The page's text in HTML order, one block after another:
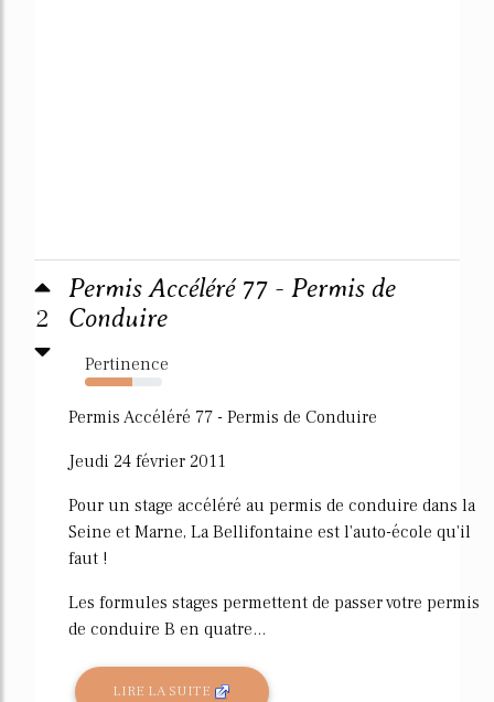
2
Permis Accéléré 77 - Permis de
Conduire
Pertinence
62%
Permis Accéléré 77 - Permis de Conduire
Jeudi 24 février 2011
Pour un stage accéléré au permis de conduire dans la
Seine et Marne, La Bellifontaine est l'auto-école qu'il
faut !
Les formules stages permettent de passer votre permis
de conduire B en quatre...
LIRE LA SUITE